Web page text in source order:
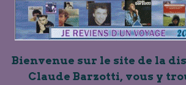
Bienvenue sur le site de la
Claude Barzotti, vous y